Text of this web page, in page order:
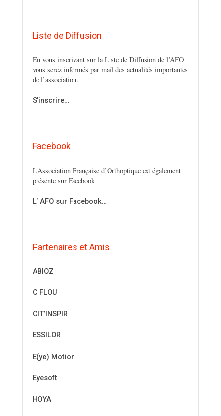
Liste de Diffusion
En vous inscrivant sur la Liste de Diffusion de l’AFO
vous serez informés par mail des actualités importantes
de l’association.
S’inscrire…
Facebook
L’Association Française d’Orthoptique est également
présente sur Facebook
L’ AFO sur Facebook…
Partenaires et Amis
ABIOZ
C FLOU
CIT’INSPIR
ESSILOR
E(ye) Motion
Eyesoft
HOYA